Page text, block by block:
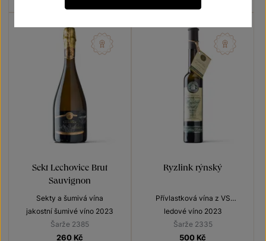
Sekt Lechovice Brut
Sauvignon
Sekty a šumivá vína
jakostní šumivé víno 2023
Šarže 2385
260 Kč
Ryzlink rýnský
Přívlastková vína z VS
Lechovice
ledové víno 2023
Šarže 2335
500 Kč